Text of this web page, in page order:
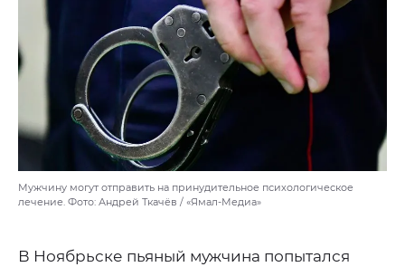
Мужчину могут отправить на принудительное психологическое
лечение. Фото: Андрей Ткачёв / «Ямал-Медиа»
В Ноябрьске пьяный мужчина попытался